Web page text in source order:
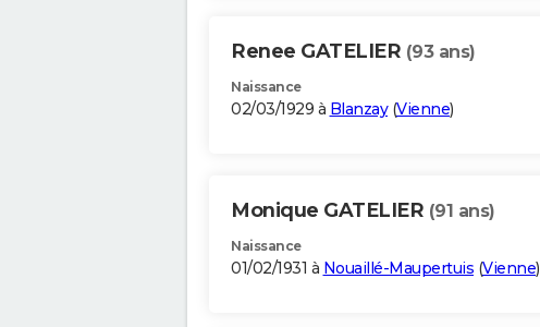
Renee GATELIER (93 ans)
Naissance
02/03/1929 à Blanzay(Vienne)
Monique GATELIER (91 ans)
Naissance
01/02/1931 à Nouaillé-Maupertuis (Vienne)